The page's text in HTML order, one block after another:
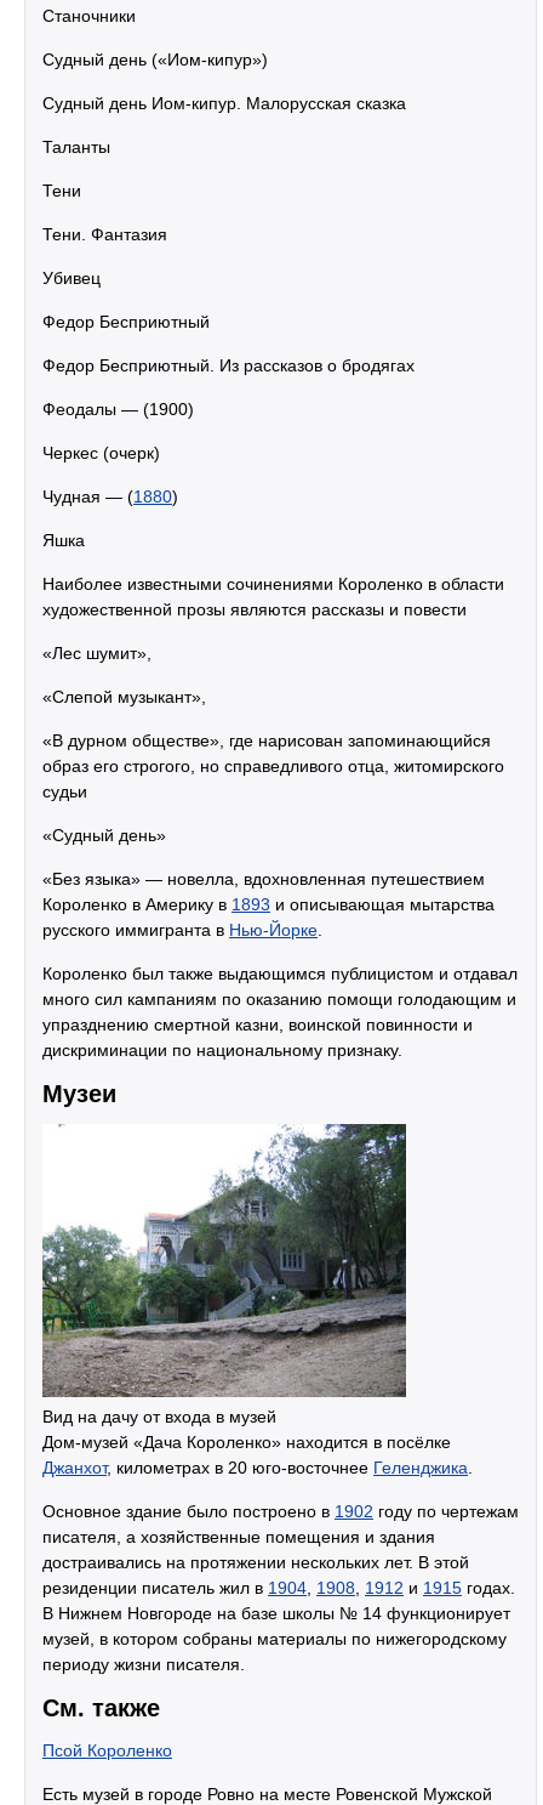
Станочники
Судный день («Иом-кипур»)
Судный день Иом-кипур. Малорусская сказка
Таланты
Тени
Тени. Фантазия
Убивец
Федор Бесприютный
Федор Бесприютный. Из рассказов о бродягах
Феодалы — (1900)
Черкес (очерк)
Чудная — (1880)
Яшка
Наиболее известными сочинениями Короленко в области
художественной прозы являются рассказы и повести
«Лес шумит»,
«Слепой музыкант»,
«В дурном обществе», где нарисован запоминающийся
образ его строгого, но справедливого отца, житомирского
судьи
«Судный день»
«Без языка» — новелла, вдохновленная путешествием
Короленко в Америку в 1893 и описывающая мытарства
русского иммигранта в Нью-Йорке
Короленко был также выдающимся публицистом и отдавал
много сил кампаниям по оказанию помощи голодающим и
упразднению смертной казни, воинской повинности и
дискриминации по национальному признаку.
Музеи
Вид на дачу от входа в музей
Дом-музей «Дача Короленко» находится в посёлке
Джанхот, километрах в 20 юго-восточнее Геленджика
Основное здание было построено в 1902 году по чертежам
писателя, а хозяйственные помещения и здания
достраивались на протяжении нескольких лет. В этой
резиденции писатель жил в 1904 1908 1912 и 1915 годах.
В Нижнем Новгороде на базе школы № 14 функционирует
музей, в котором собраны материалы по нижегородскому
периоду жизни писателя.
См. также
Псой Короленко
Есть музей в городе Ровно на месте Ровенской Мужской